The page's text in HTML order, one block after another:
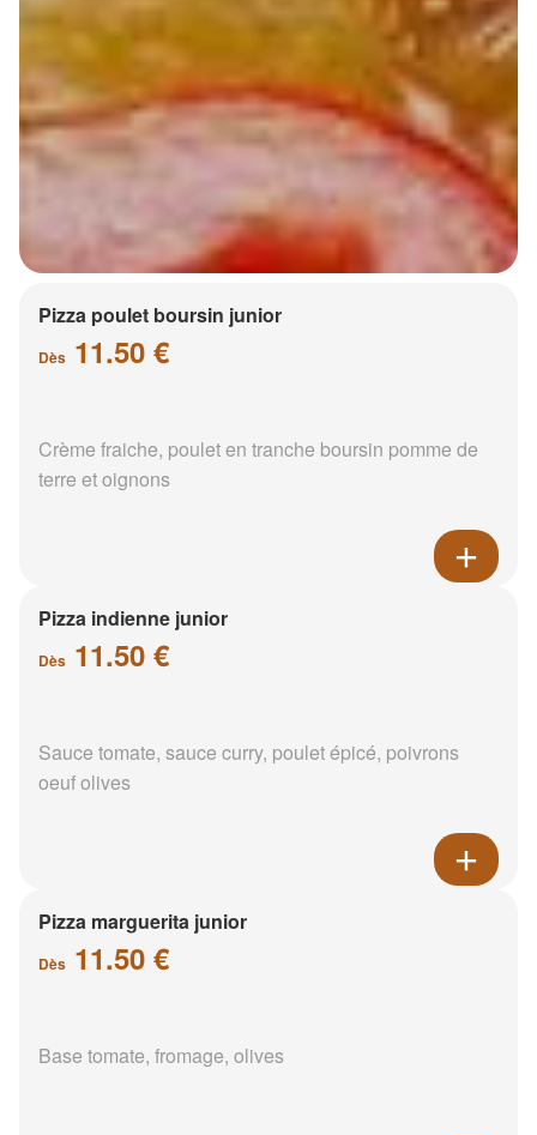
Pizza poulet boursin junior
Dès 11.50 €
Crème fraiche, poulet en tranche boursin pomme de
terre et oignons
Pizza indienne junior
Dès 11.50 €
Sauce tomate, sauce curry, poulet épicé, poivrons
oeuf olives
Pizza marguerita junior
Dès 11.50 €
Base tomate, fromage, olives